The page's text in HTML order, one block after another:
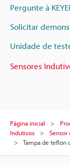
Pergunte à
Solicitar
Unidade de
Sensores
Página inicial
Indutivos
Tampa de teflon